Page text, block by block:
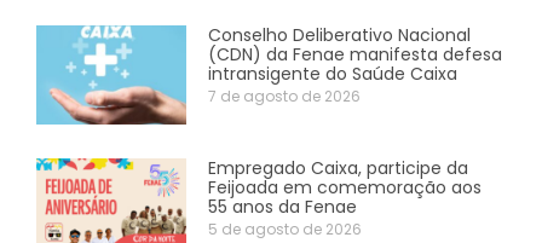
Conselho Deliberativo Nacional
(CDN) da Fenae manifesta defesa
intransigente do Saúde Caixa
7 de agosto de 2026
Empregado Caixa, participe da
Feijoada em comemoração aos
55 anos da Fenae
5 de agosto de 2026